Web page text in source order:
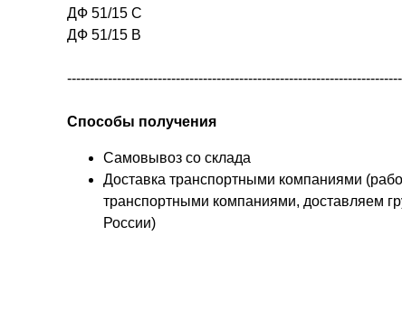
ДФ 51/15 С
ДФ 51/15 В
Способы получения
Самовывоз со склада
Доставка транспортными компаниями
транспортными компаниями, доставляем
России)